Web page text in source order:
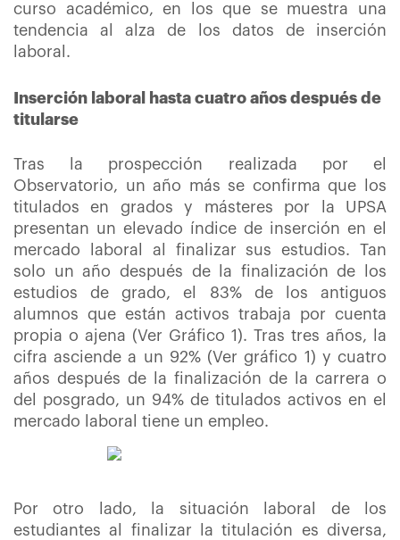
curso académico, en los que se muestra una
tendencia al alza de los datos de inserción
laboral.
Inserción laboral hasta cuatro años después de
titularse
Tras la prospección realizada por el
Observatorio, un año más se confirma que los
titulados en grados y másteres por la UPSA
presentan un elevado índice de inserción en el
mercado laboral al finalizar sus estudios. Tan
solo un año después de la finalización de los
estudios de grado, el 83% de los antiguos
alumnos
que están activos trabaja por cuenta
propia o ajena (Ver Gráfico 1). Tras tres años, la
cifra asciende a un 92% (Ver gráfico 1) y cuatro
años después de la finalización de la carrera o
del posgrado, un 94% de titulados activos en el
mercado laboral tiene un empleo.
Por otro lado, la situación laboral de los
estudiantes al finalizar la titulación es diversa,